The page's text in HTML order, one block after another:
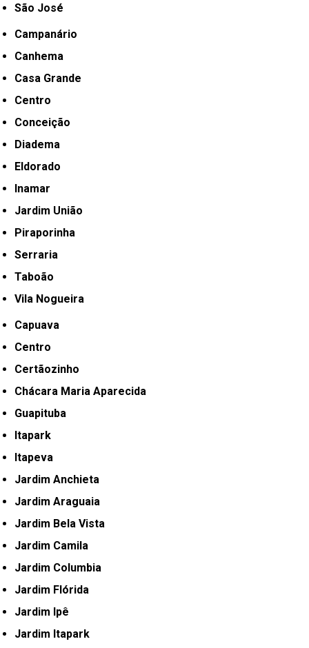
São José
Campanário
Canhema
Casa Grande
Centro
Conceição
Diadema
Eldorado
Inamar
Jardim União
Piraporinha
Serraria
Taboão
Vila Nogueira
Capuava
Centro
Certãozinho
Chácara Maria Aparecida
Guapituba
Itapark
Itapeva
Jardim Anchieta
Jardim Araguaia
Jardim Bela Vista
Jardim Camila
Jardim Columbia
Jardim Flórida
Jardim Ipê
Jardim Itapark